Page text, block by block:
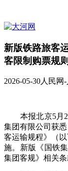
新版铁路旅客
客限制购票规则
2026-05-30人民网
本报北京5月29
集团有限公司获
客运输规程》（
施。新版《国铁
集团客规》相关条